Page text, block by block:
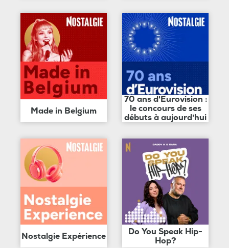
Made in Belgium
70 ans d'Eurovision :
le concours de ses
débuts à aujourd'hui
Nostalgie Expérience
Do You Speak Hip-
Hop?